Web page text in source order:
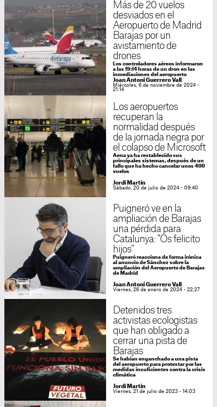
Más de 20 vuelos
desviados en el
Aeropuerto de Madrid
Barajas por un
avistamiento de
drones
Los controladores aéreos informaron
a las 19:14 horas de un dron en las
inmediaciones del aeropuerto
Joan Antoni Guerrero Vall
Miércoles, 6 de noviembre de 2024 -
21:14
Los aeropuertos
recuperan la
normalidad después
de la jornada negra por
el colapso de Microsoft
Aena ya ha restablecido sus
principales sistemas, después de un
fallo que ha hecho cancelar unos 400
vuelos
Jordi Martín
Sábado, 20 de julio de 2024 - 09:40
Puigneró ve en la
ampliación de Barajas
una pérdida para
Catalunya: "Os felicito
hijos"
Puigneró reacciona de forma irónica
al anuncio de Sánchez sobre la
ampliación del Aeropuerto de Barajas
de Madrid
Joan Antoni Guerrero Vall
Viernes, 26 de enero de 2024 - 22:27
Detenidos tres
activistas ecologistas
que han obligado a
cerrar una pista de
Barajas
Se habían enganchado a una pista
del aeropuerto para protestar por las
medidas insuficientes contra la crisis
climática
Jordi Martín
Viernes, 21 de julio de 2023 - 14:03